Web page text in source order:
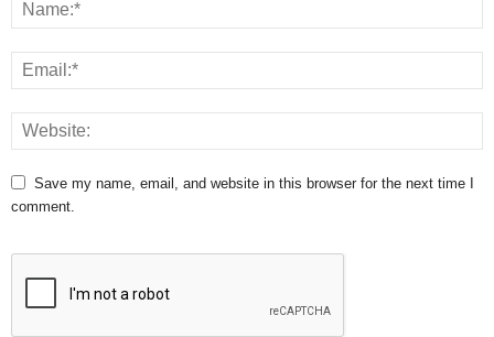
Save my name, email, and website in this browser for the next time I
comment.